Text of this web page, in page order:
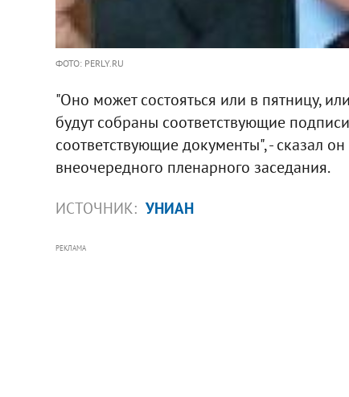
ФОТО: PERLY.RU
"Оно может состояться или в пятницу,
будут собраны соответствующие
соответствующие документы", - сказал
внеочередного пленарного заседания.
ИСТОЧНИК: УНИАН
РЕКЛАМА